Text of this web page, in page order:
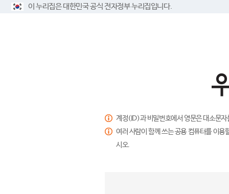
이 누리집은 대한민국 공식 전자정부 누리집입니다.
계정(ID)과 비밀번호에서 영문은 대소문
여러 사람이 함께 쓰는 공용 컴퓨터를 이
시오.